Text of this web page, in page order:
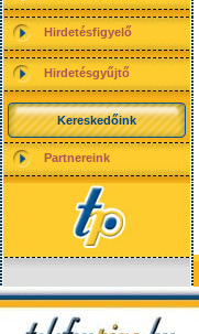
Hirdetésfigyelő
Hirdetésgyűjtő
Kereskedőink
Partnereink